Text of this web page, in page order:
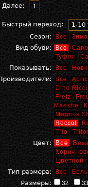
Далее: 1
Быстрый переход:
1-10
Сезон:
Все Зима
Вид обуви: Все
Туфли
Показывать: Все
Все
Dino Ricci
Fretz
Maestre
Magnus
Roccol
Trio
Цвет: Все
Цветной
Тип размера:
Все
Размеры: 32
33